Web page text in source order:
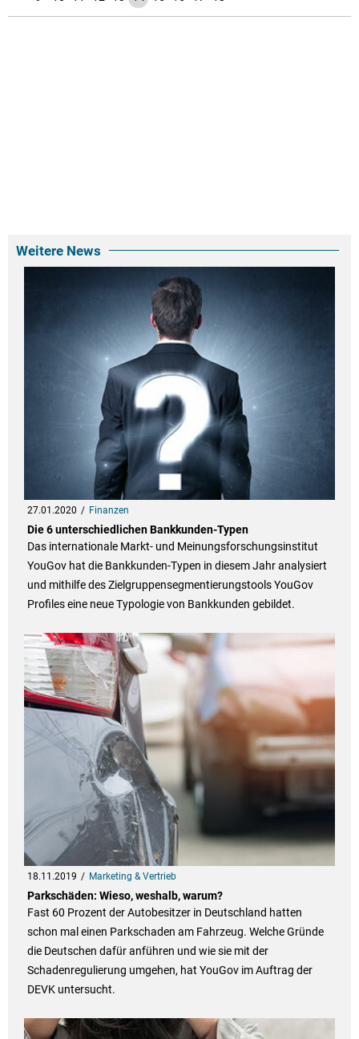
Weitere News
27.01.2020 Finanzen
Die 6 unterschiedlichen Bankkunden-Typen
Das internationale Markt- und Meinungsforschungsinstitut
YouGov hat die Bankkunden-Typen in diesem Jahr analysiert
und mithilfe des Zielgruppensegmentierungstools YouGov
Profiles eine neue Typologie von Bankkunden gebildet.
18.11.2019 Marketing & Vertrieb
Parkschäden: Wieso, weshalb, warum?
Fast 60 Prozent der Autobesitzer in Deutschland hatten
schon mal einen Parkschaden am Fahrzeug. Welche Gründe
die Deutschen dafür anführen und wie sie mit der
Schadenregulierung umgehen, hat YouGov im Auftrag der
DEVK untersucht.